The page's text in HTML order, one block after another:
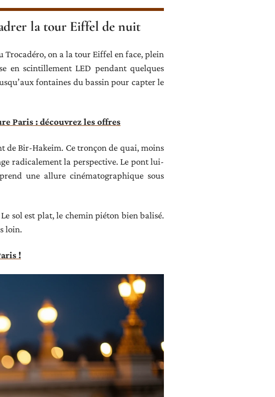
la tour Eiffel de nuit
Trocadéro, on a la tour Eiffel en face, plein
en scintillement LED pendant quelques
fontaines du bassin pour capter le
Paris : découvrez les offres
de Bir-Hakeim. Ce tronçon de quai, moins
radicalement la perspective. Le pont lui-
une allure cinématographique sous
sol est plat, le chemin piéton bien balisé.
loin.
!